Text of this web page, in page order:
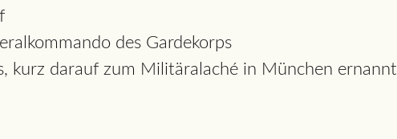
des Gardekorps
kurz darauf zum Militäralaché in München ernannt